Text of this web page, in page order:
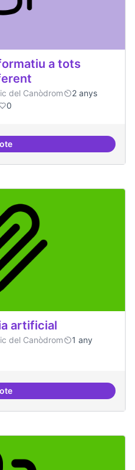
a tots
del Canòdrom
2 anys
0
Tenir un programa formatiu a
artificial
del Canòdrom
1 any
Temes: Intel·ligència artificial